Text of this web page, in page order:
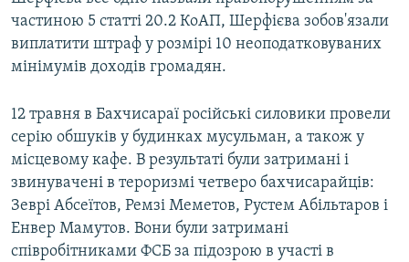
частиною 5 статті 20.2 КоАП, Шерфієва зобов'язали
виплатити штраф у розмірі 10 неоподатковуваних
мінімумів доходів громадян.
12 травня в Бахчисараї російські силовики провели
серію обшуків у будинках мусульман, а також у
місцевому кафе. В результаті були затримані і
звинувачені в тероризмі четверо бахчисарайців:
Зеврі Абсеїтов, Ремзі Меметов, Рустем Абільтаров і
Енвер Мамутов. Вони були затримані
співробітниками ФСБ за підозрою в участі в